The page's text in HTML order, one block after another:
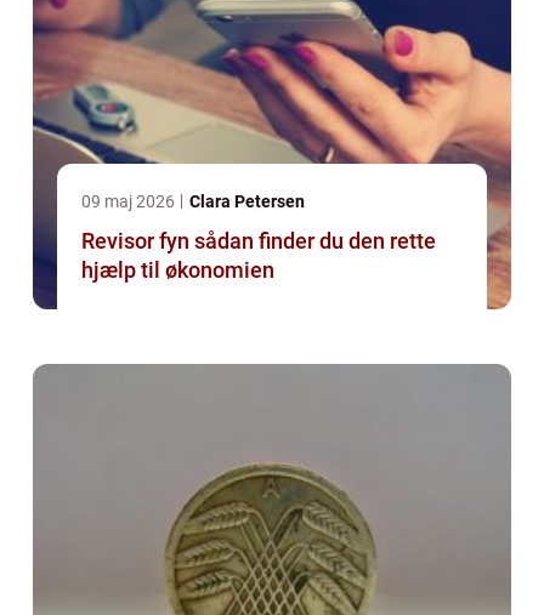
09 maj 2026 Clara Petersen
Revisor fyn sådan finder du den rette
hjælp til økonomien